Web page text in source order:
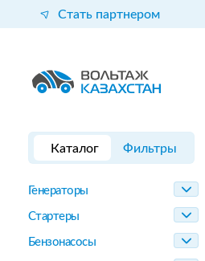
Стать партнером
Каталог Фильтры
Генераторы
Стартеры
Бензонасосы